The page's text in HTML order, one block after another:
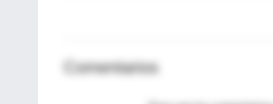
Comentarios